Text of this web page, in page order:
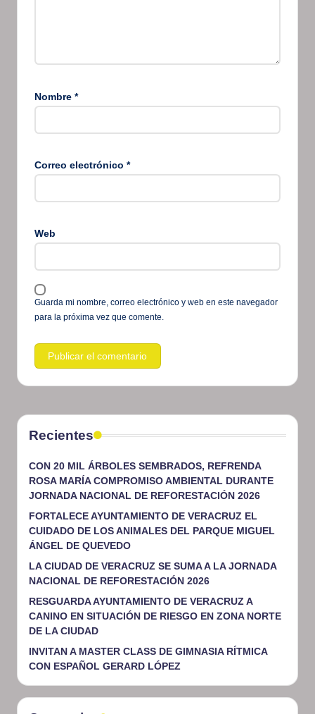
Nombre *
Correo electrónico *
Web
Guarda mi nombre, correo electrónico y web en este navegador
para la próxima vez que comente.
Recientes
CON 20 MIL ÁRBOLES SEMBRADOS, REFRENDA
ROSA MARÍA COMPROMISO AMBIENTAL DURANTE
JORNADA NACIONAL DE REFORESTACIÓN 2026
FORTALECE AYUNTAMIENTO DE VERACRUZ EL
CUIDADO DE LOS ANIMALES DEL PARQUE MIGUEL
ÁNGEL DE QUEVEDO
LA CIUDAD DE VERACRUZ SE SUMA A LA JORNADA
NACIONAL DE REFORESTACIÓN 2026
RESGUARDA AYUNTAMIENTO DE VERACRUZ A
CANINO EN SITUACIÓN DE RIESGO EN ZONA NORTE
DE LA CIUDAD
INVITAN A MASTER CLASS DE GIMNASIA RÍTMICA
CON ESPAÑOL GERARD LÓPEZ